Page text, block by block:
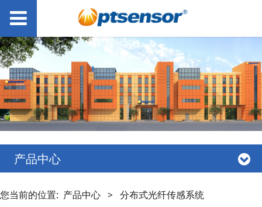
产品中心
您当前的位置: 产品中心 > 分布式光纤传感系统